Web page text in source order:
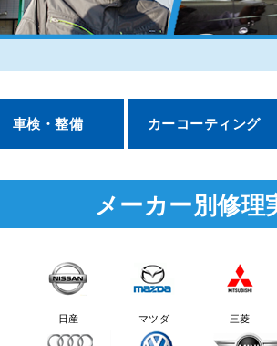
車検・整備 カーコーティング
メーカー別修理
日産 マツダ 三菱